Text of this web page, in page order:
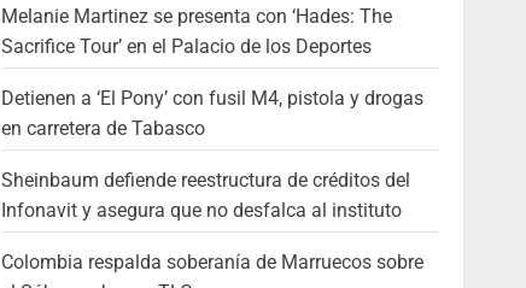
Melanie Martinez se presenta con ‘Hades: The
Sacrifice Tour’ en el Palacio de los Deportes
Detienen a ‘El Pony’ con fusil M4, pistola y drogas
en carretera de Tabasco
Sheinbaum defiende reestructura de créditos del
Infonavit y asegura que no desfalca al instituto
Colombia respalda soberanía de Marruecos sobre